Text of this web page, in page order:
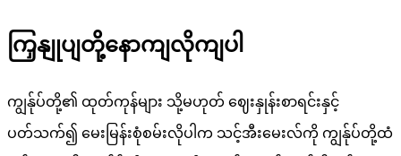
ကြှနျုပျတို့နောကျလိုကျပါ
ကျွန်ုပ်တို့၏ ထုတ်ကုန်များ သို့မဟုတ် ဈေးနှုန်းစာရင်းနှင့်
ပတ်သက်၍ မေးမြန်းစုံစမ်းလိုပါက သင့်အီးမေးလ်ကို ကျွန်ုပ်တို့ထံ